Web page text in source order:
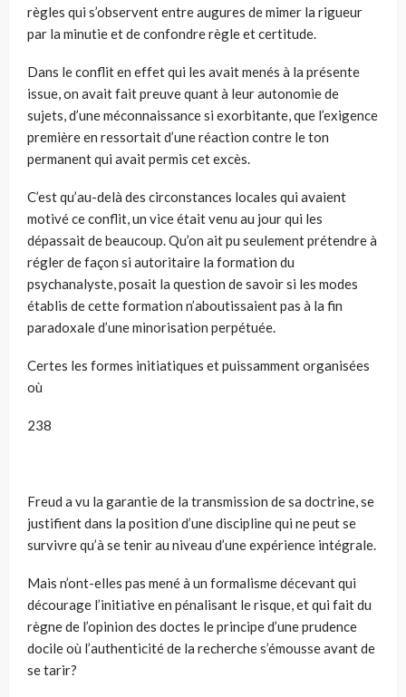
règles qui s’observent entre augures de mimer la rigueur
par la minutie et de confondre règle et certitude.
Dans le conflit en effet qui les avait menés à la présente
issue, on avait fait preuve quant à leur autonomie de
sujets, d’une méconnaissance si exorbitante, que l’exigence
première en ressortait d’une réaction contre le ton
permanent qui avait permis cet excès.
C’est qu’au-delà des circonstances locales qui avaient
motivé ce conflit, un vice était venu au jour qui les
dépassait de beaucoup. Qu’on ait pu seulement prétendre à
régler de façon si autoritaire la formation du
psychanalyste, posait la question de savoir si les modes
établis de cette formation n’aboutissaient pas à la fin
paradoxale d’une minorisation perpétuée.
Certes les formes initiatiques et puissamment organisées
où
238
Freud a vu la garantie de la transmission de sa doctrine, se
justifient dans la position d’une discipline qui ne peut se
survivre qu’à se tenir au niveau d’une expérience intégrale.
Mais n’ont-elles pas mené à un formalisme décevant qui
décourage l’initiative en pénalisant le risque, et qui fait du
règne de l’opinion des doctes le principe d’une prudence
docile où l’authenticité de la recherche s’émousse avant de
se tarir?